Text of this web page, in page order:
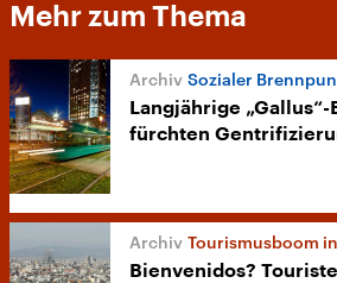
Mehr zum Thema
Sozialer
Langjährige
fürchten
Tourismusboom
Bienvenidos?